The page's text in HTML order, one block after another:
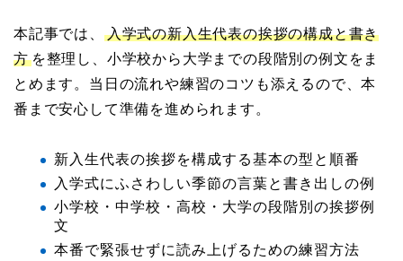
本記事では、
入学式の新入生代表の挨拶の構成と書き
方を整理し、小学校から大学までの段階別の例文をま
とめます。当日の流れや練習のコツも添えるので、本
番まで安心して準備を進められます。
新入生代表の挨拶を構成する基本の型と順番
入学式にふさわしい季節の言葉と書き出しの例
小学校・中学校・高校・大学の段階別の挨拶例
文
本番で緊張せずに読み上げるための練習方法